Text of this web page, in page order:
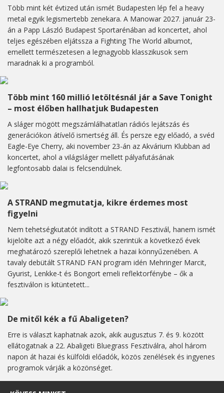
Több mint két évtized után ismét Budapesten lép fel a heavy
metal egyik legismertebb zenekara. A Manowar 2027. január 23-
án a Papp László Budapest Sportarénában ad koncertet, ahol
teljes egészében eljátssza a Fighting The World albumot,
emellett természetesen a legnagyobb klasszikusok sem
maradnak ki a programból.
Több mint 160 millió letöltésnál jár a Save Tonight
– most élőben hallhatjuk Budapesten
A sláger mögött megszámlálhatatlan rádiós lejátszás és
generációkon átívelő ismertség áll. És persze egy előadó, a svéd
Eagle-Eye Cherry, aki november 23-án az Akvárium Klubban ad
koncertet, ahol a világsláger mellett pályafutásának
legfontosabb dalai is felcsendülnek.
A STRAND megmutatja, kikre érdemes most
figyelni
Nem tehetségkutatót indított a STRAND Fesztivál, hanem ismét
kijelölte azt a négy előadót, akik szerintük a következő évek
meghatározó szereplői lehetnek a hazai könnyűzenében. A
tavaly debütált STRAND FAN program idén Mehringer Marcit,
Gyurist, Lenkke-t és Bongort emeli reflektorfénybe – ők a
fesztiválon is kitüntetett...
De mitől kék a fű Abaligeten?
Erre is választ kaphatnak azok, akik augusztus 7. és 9. között
ellátogatnak a 22. Abaligeti Bluegrass Fesztiválra, ahol három
napon át hazai és külföldi előadók, közös zenélések és ingyenes
programok várják a közönséget.